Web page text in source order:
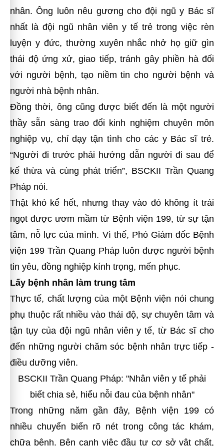
nhân. Ông luôn nêu gương cho đội ngũ y Bác sĩ
nhất là đội ngũ nhân viên y tế trẻ trong việc rèn
luyện y đức, thường xuyên nhắc nhở họ giữ gìn
thái độ ứng xử, giao tiếp, tránh gây phiền hà đối
với người bệnh, tạo niềm tin cho người bệnh và
người nhà bệnh nhân.
Đồng thời, ông cũng được biết đến là một người
thầy sẵn sàng trao đổi kinh nghiệm chuyên môn
nghiệp vụ, chỉ dạy tận tình cho các y Bác sĩ trẻ.
“Người đi trước phải hướng dẫn người đi sau để
kế thừa và cùng phát triển”, BSCKII Trần Quang
Pháp nói.
Thật khó kể hết, nhưng thay vào đó không ít trái
ngọt được ươm mầm từ Bệnh viện 199, từ sự tận
tâm, nỗ lực của mình. Vì thế, Phó Giám đốc Bệnh
viện 199 Trần Quang Pháp luôn được người bệnh
tin yêu, đồng nghiệp kính trọng, mến phục.
Lấy bệnh nhân làm trung tâm
Thực tế, chất lượng của một Bệnh viện nói chung
phụ thuộc rất nhiều vào thái độ, sự chuyên tâm và
tận tụy của đội ngũ nhân viên y tế, từ Bác sĩ cho
đến những người chăm sóc bệnh nhân trực tiếp -
điều dưỡng viên.
BSCKII Trần Quang Pháp: "Nhân viên y tế phải
biết chia sẻ, hiểu nỗi đau của bệnh nhân"
Trong những năm gần đây, Bệnh viện 199 có
nhiều chuyển biến rõ nét trong công tác khám,
chữa bệnh. Bên cạnh việc đầu tư cơ sở vật chất,